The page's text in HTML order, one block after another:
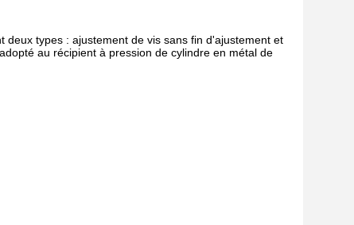
deux types : ajustement de vis sans fin d'ajustement et
au récipient à pression de cylindre en métal de